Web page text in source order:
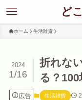
ど
ホーム 生活雑貨
折れな
る？
2024
1/16
広告 生活雑貨